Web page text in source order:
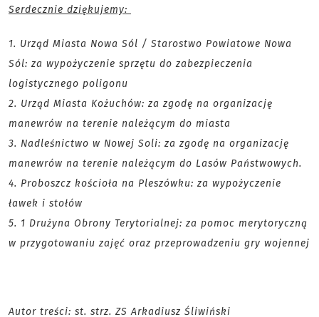
Serdecznie dziękujemy:
1. Urząd Miasta Nowa Sól / Starostwo Powiatowe Nowa
Sól: za wypożyczenie sprzętu do zabezpieczenia
logistycznego poligonu
2. Urząd Miasta Kożuchów: za zgodę na organizację
manewrów na terenie należącym do miasta
3. Nadleśnictwo w Nowej Soli: za zgodę na organizację
manewrów na terenie należącym do Lasów Państwowych.
4. Proboszcz kościoła na Pleszówku: za wypożyczenie
ławek i stołów
5. 1 Drużyna Obrony Terytorialnej: za pomoc merytoryczną
w przygotowaniu zajęć oraz przeprowadzeniu gry wojennej
Autor treści: st. strz. ZS Arkadiusz Śliwiński